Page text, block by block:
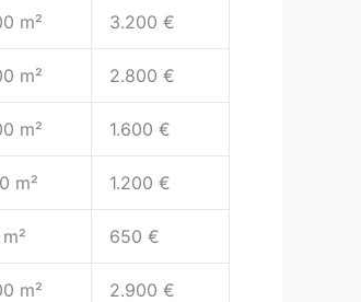
m² 3.200 €
m² 2.800 €
m² 1.600 €
m² 1.200 €
650 €
m² 2.900 €